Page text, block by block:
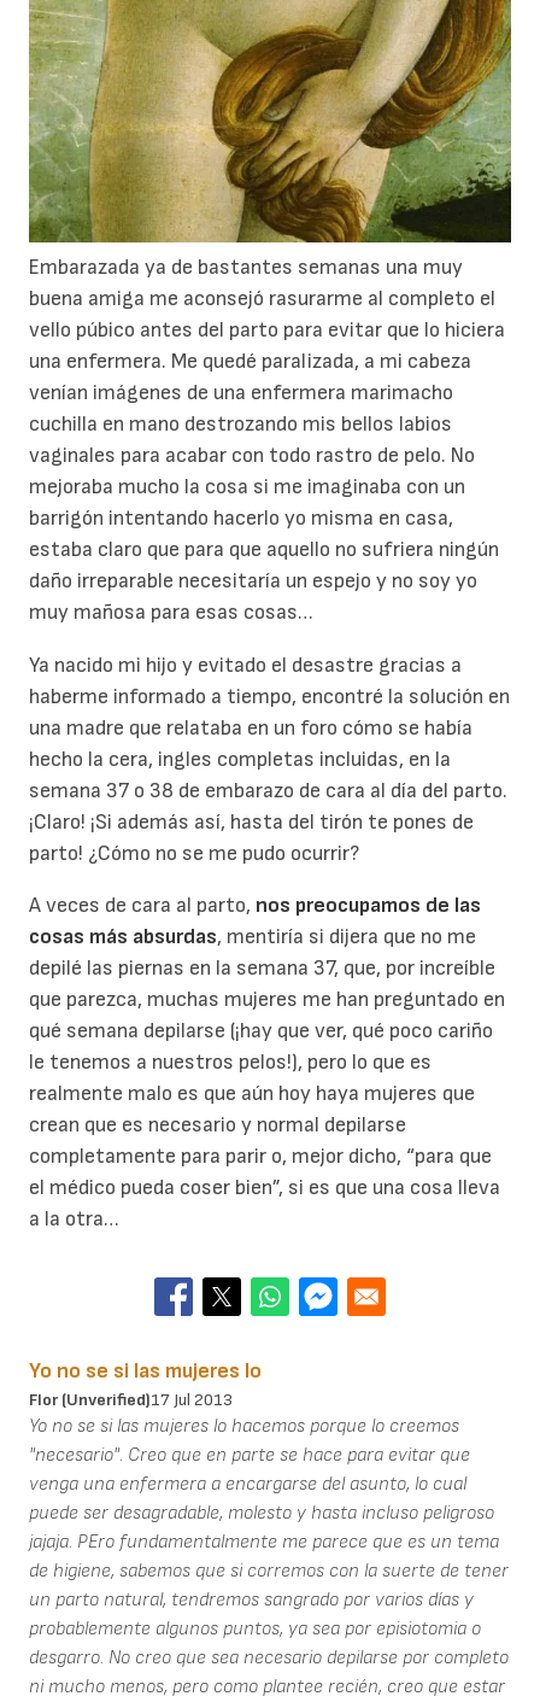
Embarazada ya de bastantes semanas una muy
buena amiga me aconsejó rasurarme al completo el
vello púbico antes del parto para evitar que lo hiciera
una enfermera. Me quedé paralizada, a mi cabeza
venían imágenes de una enfermera marimacho
cuchilla en mano destrozando mis bellos labios
vaginales para acabar con todo rastro de pelo. No
mejoraba mucho la cosa si me imaginaba con un
barrigón intentando hacerlo yo misma en casa,
estaba claro que para que aquello no sufriera ningún
daño irreparable necesitaría un espejo y no soy yo
muy mañosa para esas cosas…
Ya nacido mi hijo y evitado el desastre gracias a
haberme informado a tiempo, encontré la solución en
una madre que relataba en un foro cómo se había
hecho la cera, ingles completas incluidas, en la
semana 37 o 38 de embarazo de cara al día del parto.
¡Claro! ¡Si además así, hasta del tirón te pones de
parto! ¿Cómo no se me pudo ocurrir?
A veces de cara al parto, nos preocupamos de las
cosas más absurdas, mentiría si dijera que no me
depilé las piernas en la semana 37, que, por increíble
que parezca, muchas mujeres me han preguntado en
qué semana depilarse (¡hay que ver, qué poco cariño
le tenemos a nuestros pelos!), pero lo que es
realmente malo es que aún hoy haya mujeres que
crean que es necesario y normal depilarse
completamente para parir o, mejor dicho, “para que
el médico pueda coser bien”, si es que una cosa lleva
a la otra…
Yo no se si las mujeres lo
Flor (unverified)17 Jul 2013
Yo no se si las mujeres lo hacemos porque lo creemos
"necesario". Creo que en parte se hace para evitar que
venga una enfermera a encargarse del asunto, lo cual
puede ser desagradable, molesto y hasta incluso peligroso
jajaja. PEro fundamentalmente me parece que es un tema
de higiene, sabemos que si corremos con la suerte de tener
un parto natural, tendremos sangrado por varios días y
probablemente algunos puntos, ya sea por episiotomia o
desgarro. No creo que sea necesario depilarse por completo
ni mucho menos, pero como plantee recién, creo que estar